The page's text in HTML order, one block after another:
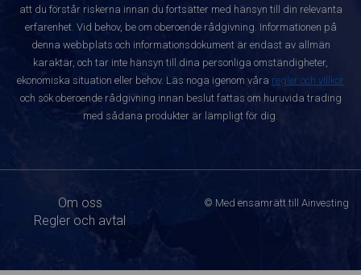
att du förstår riskerna innan du fortsätter med hänsyn till din relevanta
erfarenhet. Vid behov, be om oberoende rådgivning. Informationen på
denna webbplats och informationsdokument är endast av allmän
karaktär, och tar inte hänsyn till dina personliga omständigheter,
ekonomiska situation eller behov. Läs noga igenom våra regler och villkor
och sök oberoende rådgivning innan beslut fattas om huruvida trading
med sådana produkter är lämpligt för dig.
Om oss
Regler och avtal
© Med ensamrätt till Ainvesting